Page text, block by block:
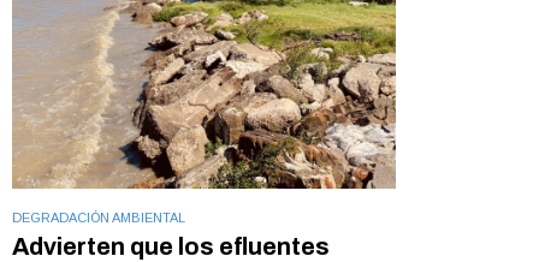
DEGRADACIÓN AMBIENTAL
Advierten que los efluentes